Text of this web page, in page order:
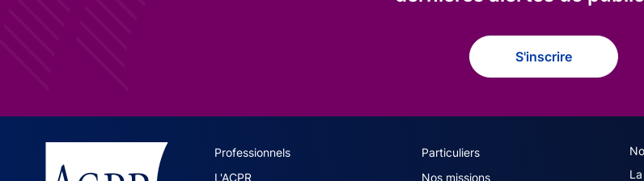
S'inscrire
ACPR site navigation (French)
Professionnels
Particuliers
L'ACPR
Nos missions